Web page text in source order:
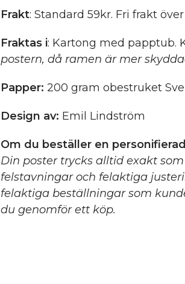
Frakt: Standard 59kr. Fri frakt
Fraktas i: Kartong med papptub.
postern, då ramen är mer
Papper: 200 gram obestruket
Design av: Emil Lindström
Om du beställer en
Din poster trycks alltid exakt
felstavningar och felaktiga
felaktiga beställningar som
du genomför ett köp.